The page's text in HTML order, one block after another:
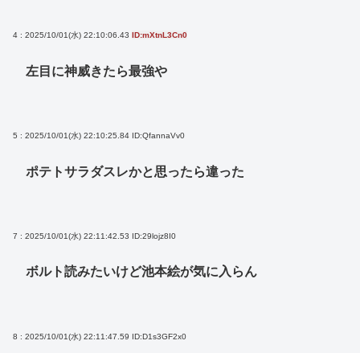
4 : 2025/10/01(水) 22:10:06.43 ID:mXtnL3Cn0
左目に神威きたら最強や
5 : 2025/10/01(水) 22:10:25.84 ID:QfannaVv0
ポテトサラダスレかと思ったら違った
7 : 2025/10/01(水) 22:11:42.53 ID:29lojz8I0
ボルト読みたいけど池本絵が気に入らん
8 : 2025/10/01(水) 22:11:47.59 ID:D1s3GF2x0